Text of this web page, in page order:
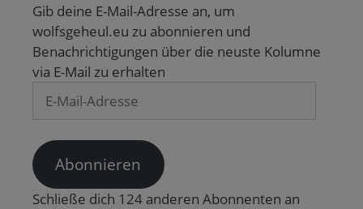
Gib deine E-Mail-Adresse an, um
wolfsgeheul.eu zu abonnieren und
Benachrichtigungen über die neuste Kolumne
via E-Mail zu erhalten
Mail-
Abonnieren
Schließe dich 124 anderen Abonnenten an